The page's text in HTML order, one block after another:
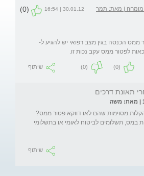
מומחה | מאת: תמר
30.01.12 | 16:54
(0)
ממס הכנסה בגין מצב רפואי יש להגיע ל-
(0)
(0) שיתוף
תאונת דרכים
מסוימות שהם לאו דווקא פטור ממס?
במס, תשלומים לביטוח לאומי או בתשלומי
שיתוף